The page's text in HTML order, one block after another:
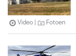
Video Fotoen